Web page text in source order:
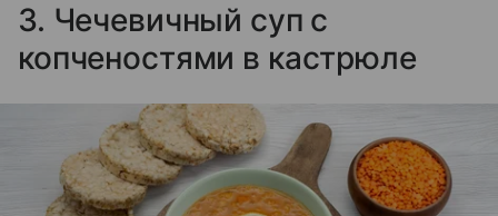
3. Чечевичный суп с
копченостями в кастрюле